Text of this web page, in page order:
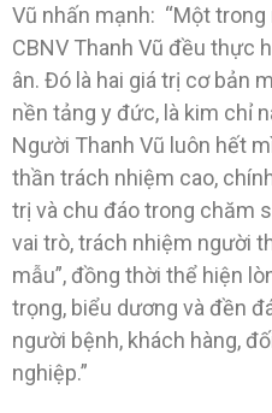
Vũ nhấn mạnh: “Một
CBNV Thanh Vũ đều thực
ân. Đó là hai giá trị cơ bản
nền tảng y đức, là kim chỉ
Người Thanh Vũ luôn hết
thần trách nhiệm cao,
trị và chu đáo trong chăm
vai trò, trách nhiệm người
mẫu”, đồng thời thể hiện
trọng, biểu dương và đền
người bệnh, khách hàng,
nghiệp.”